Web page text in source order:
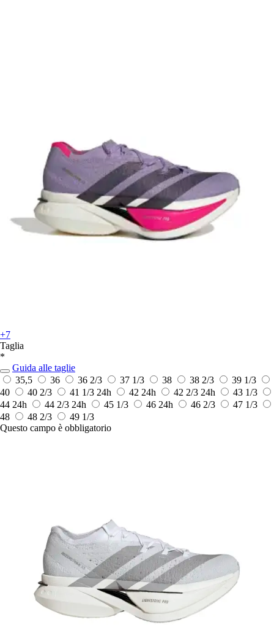
+7
Taglia
*
Guida alle taglie
35,5
36 36 2/3 37 1/3 38 38 2/3
39 1/3
40
40 2/3 41 1/3 24h 42 24h 42 2/3 24h
43 1/3
44 24h 44 2/3 24h 45 1/3 46 24h 46 2/3
47 1/3
48
48 2/3
49 1/3
Questo campo è obbligatorio